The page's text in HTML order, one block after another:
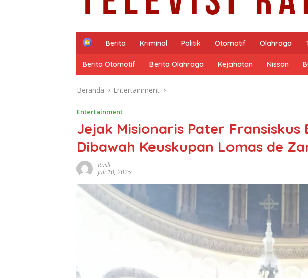
H
m
e
Berita Kriminal Politik Otomotif Olahraga
Berita Otomotif Berita Olahraga Kejahatan Nissan
Beranda Entertainment
Entertainment
Jejak Misionaris Pater Fransiskus
Dibawah Keuskupan Lomas de
Rusli
Juli 10, 2025